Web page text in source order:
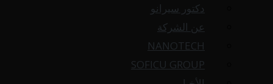
دكتور سيرانو
عن الشركة
NANOTECH
SOFICU GROUP